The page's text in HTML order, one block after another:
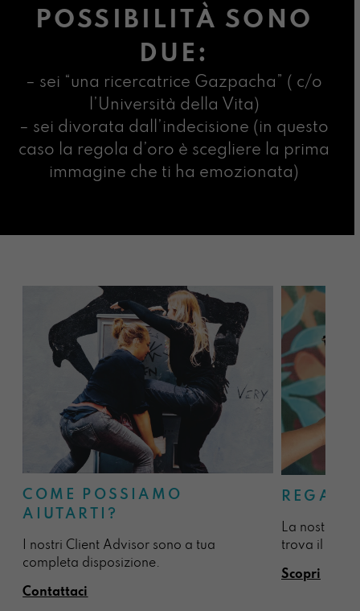
POSSIBILITÀ SONO
DUE:
– sei “una ricercatrice Gazpacha” ( c/o
l’Università della Vita)
– sei divorata dall’indecisione (in questo
caso la regola d’oro è scegliere la prima
immagine che ti ha emozionata)
COME POSSIAMO
AIUTARTI?
I nostri Client Advisor sono a tua
completa disposizione.
Contattaci
La nostra
trova il
Scopri